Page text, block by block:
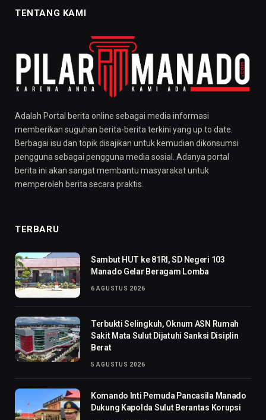
TENTANG KAMI
Adalah Portal berita online sebagai media informasi
memberikan suguhan berita-berita terkini yang up to date.
Berbagai isu dan topik disajikan untuk kemudian dikonsumsi
pengguna sebagai pengguna media sosial. Adanya portal
berita ini akan sangat membantu masyarakat untuk
memperoleh berita secara praktis.
TERBARU
Sambut HUT ke 81RI, SD Negeri 103
Manado Gelar Beragam Lomba
6 AGUSTUS 2026
Terbukti Selingkuh, Oknum ASN Rumah
Sakit Mata Sulut Dijatuhi Sanksi Disiplin
Berat
5 AGUSTUS 2026
Komando Inti Pemuda Pancasila Manado
Dukung Kapolda Sulut Berantas Korupsi